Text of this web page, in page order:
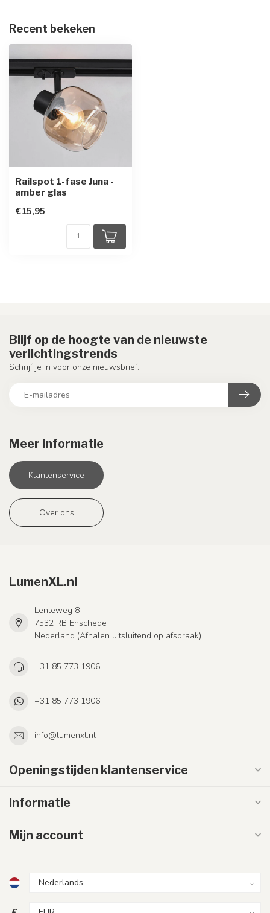
Recent bekeken
Railspot 1-fase Juna -
amber glas
€15,95
Meer informatie
Klantenservice
Over ons
Blijf op de hoogte van de nieuwste
verlichtingstrends
Schrijf je in voor onze nieuwsbrief.
LumenXL.nl
Lenteweg 8
7532 RB Enschede
Nederland (Afhalen uitsluitend op afspraak)
+31 85 773 1906
+31 85 773 1906
info@lumenxl.nl
Openingstijden klantenservice
Informatie
Mijn account